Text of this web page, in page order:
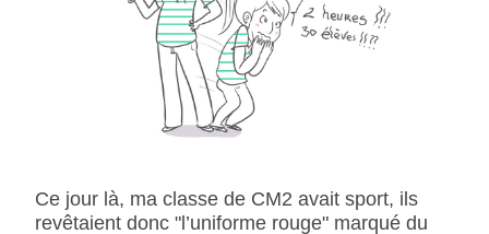
Ce jour là, ma classe de CM2 avait sport, ils
revêtaient donc "l’uniforme rouge" marqué du